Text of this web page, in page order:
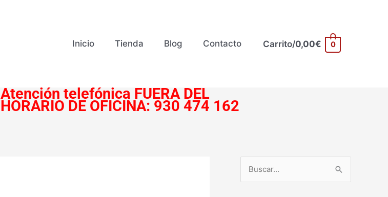
Inicio Tienda Blog Contacto Carrito/0,00€ 0
Atención telefónica FUERA DEL
HORARIO DE OFICINA: 930 474 162